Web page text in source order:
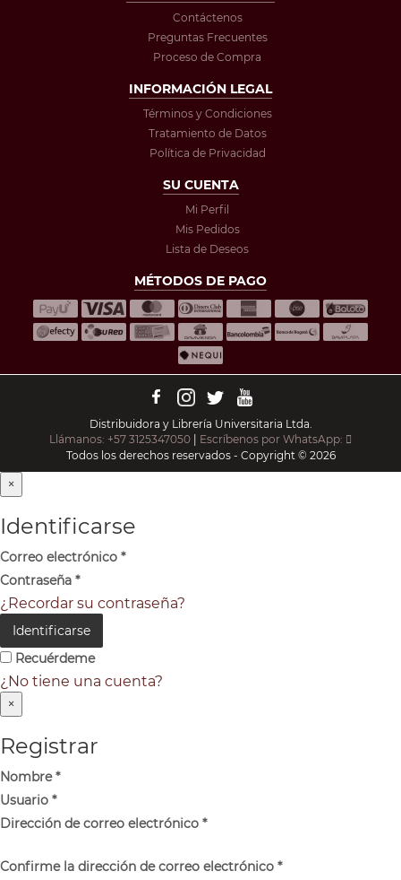
Contáctenos
Preguntas Frecuentes
Proceso de Compra
INFORMACIÓN LEGAL
Términos y Condiciones
Tratamiento de Datos
Política de Privacidad
SU CUENTA
Mi Perfil
Mis Pedidos
Lista de Deseos
MÉTODOS DE PAGO
Distribuidora y Librería Universitaria Ltda.
Llámanos: +57 3125347050 | Escríbenos por WhatsApp:
Todos los derechos reservados - Copyright © 2026
×
Identificarse
Correo electrónico *
Contraseña *
¿Recordar su contraseña?
Identificarse
Recuérdeme
¿No tiene una cuenta?
×
Registrar
Nombre*
Usuario *
Dirección de correo electrónico *
Confirme la dirección de correo electrónico *